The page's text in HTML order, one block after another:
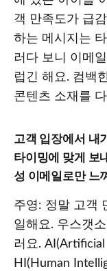
객 만족도가 급
하는 메시지는
러다 보니 이메
럽긴 해요. 컴백
콘텐츠 소재를
고객 입장에서 내
타이밍에 맞게 보
성 이메일로만 느
주영: 정말 고객
일해요. 우스갯
러요.
HI(Human